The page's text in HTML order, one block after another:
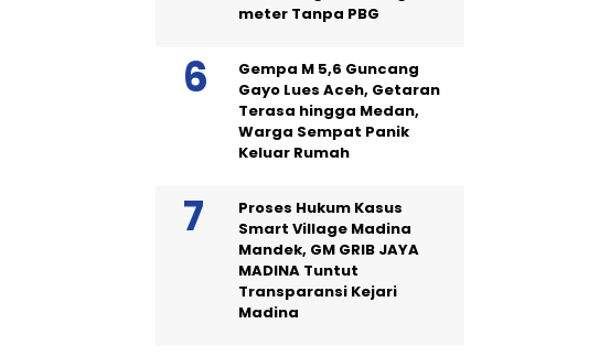
meter Tanpa PBG
Gempa M 5,6 Guncang
Gayo Lues Aceh, Getaran
Terasa hingga Medan,
Warga Sempat Panik
Keluar Rumah
Proses Hukum Kasus
Smart Village Madina
Mandek, GM GRIB JAYA
MADINA Tuntut
Transparansi Kejari
Madina